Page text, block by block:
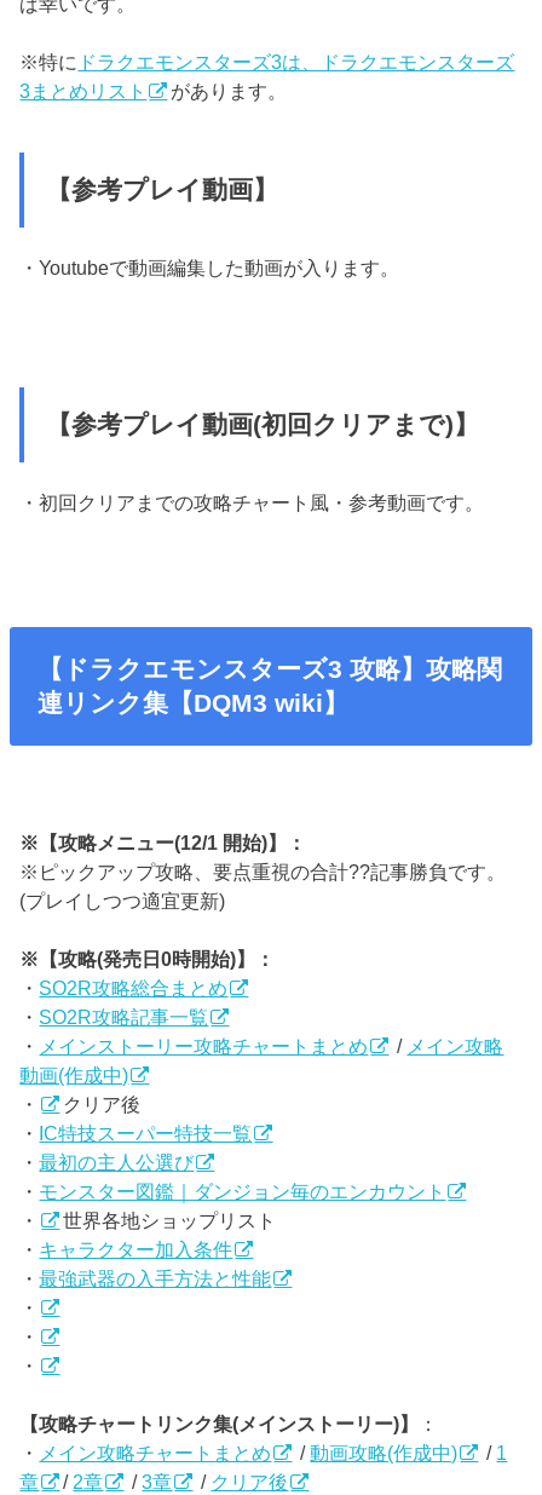
※特に ドラクエモンスターズ3は、ドラクエモンスターズ
3まとめリスト
があります。
【参考プレイ動画】
・Youtubeで動画編集した動画が入ります。
【参考プレイ動画(初回クリアまで)】
・初回クリアまでの攻略チャート風・参考動画です。
【ドラクエモンスターズ3 攻略】攻略関
連リンク集【DQM3 wiki】
※【攻略メニュー(12/1 開始)】：
※ピックアップ攻略、要点重視の合計??記事勝負です。
(プレイしつつ適宜更新)
※【攻略(発売日0時開始)】：
・ SO2R攻略総合まとめ
・ SO2R攻略記事一覧
・ メインストーリー攻略チャートまとめ / メイン攻略
動画(作成中)
・
クリア後
・ IC特技スーパー特技一覧
・最初の主人公選び
・ モンスター図鑑｜ダンジョン毎のエンカウント
・
世界各地ショップリスト
・ キャラクター加入条件
・最強武器の入手方法と性能
・
・
・
【攻略チャートリンク集(メインストーリー)】
：
・ メイン攻略チャートまとめ /動画攻略(作成中) / 1
章
/ 2章 /3章 / クリア後